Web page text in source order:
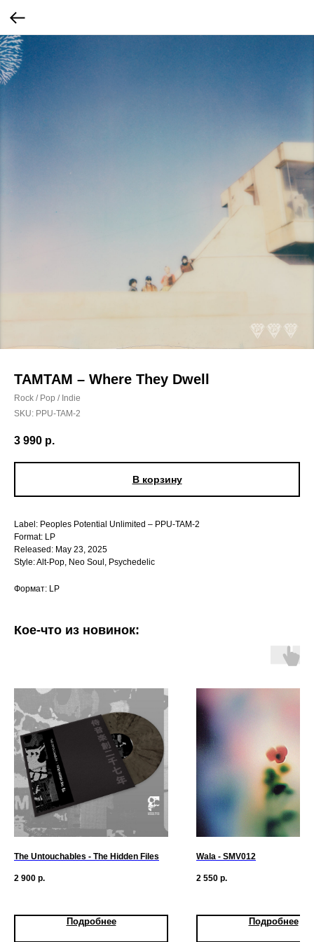
TAMTAM – Where They Dwell
Rock / Pop / Indie
SKU: PPU-TAM-2
3 990 р.
В корзину
Label: Peoples Potential Unlimited – PPU-TAM-2
Format: LP
Released: May 23, 2025
Style: Alt-Pop, Neo Soul, Psychedelic
Формат: LP
Кое-что из новинок:
The Untouchables - The Hidden Files
2 900 р.
Подробнее
Wala - SMV012
2 550 р.
Подробнее